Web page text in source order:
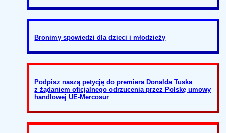
Bronimy spowiedzi dla dzieci i młodzieży
Podpisz naszą petycję do premiera Donalda Tuska
z żądaniem oficjalnego odrzucenia przez Polskę umowy
handlowej UE-Mercosur